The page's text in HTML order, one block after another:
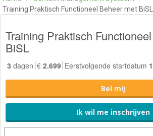
OVER ONS
CONTACT
Training Praktisch Functioneel Beheer met BiSL
Training Praktisch
BiSL
3 dagen € 2.699 Eerstvolgende startdatum
Bel mij
Ik wil me inschrijven